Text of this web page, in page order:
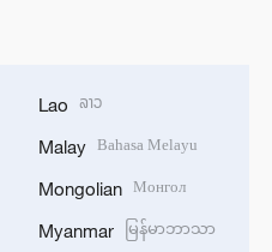
Lao ລາວ
Malay Bahasa Melayu
Mongolian Монгол
Myanmar မြန်မာဘာသာ